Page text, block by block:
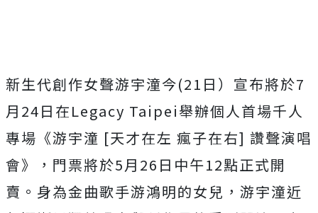
新生代創作女聲游宇潼今(21 日）宣布將於7
月 24日在Legacy Taipei舉辦個人首場千人
專場《游宇潼 [天才在左 瘋子在右] 讚聲演唱
會》，門票將於5月 26 日中午12點正式開
賣。 身為金曲歌手游鴻明的女兒， 游宇潼近